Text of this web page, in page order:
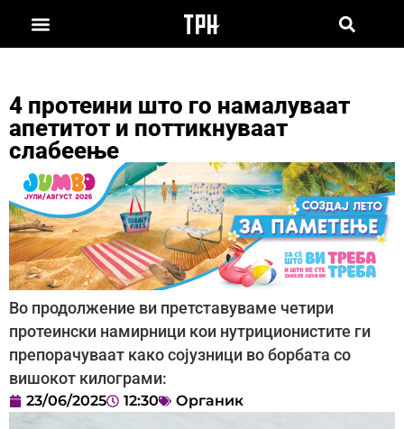
4 протеини што го намалуваат
апетитот и поттикнуваат
слабеење
Во продолжение ви претставуваме четири
протеински намирници кои нутриционистите ги
препорачуваат како сојузници во борбата со
вишокот килограми:
23/06/2025 12:30 Органик